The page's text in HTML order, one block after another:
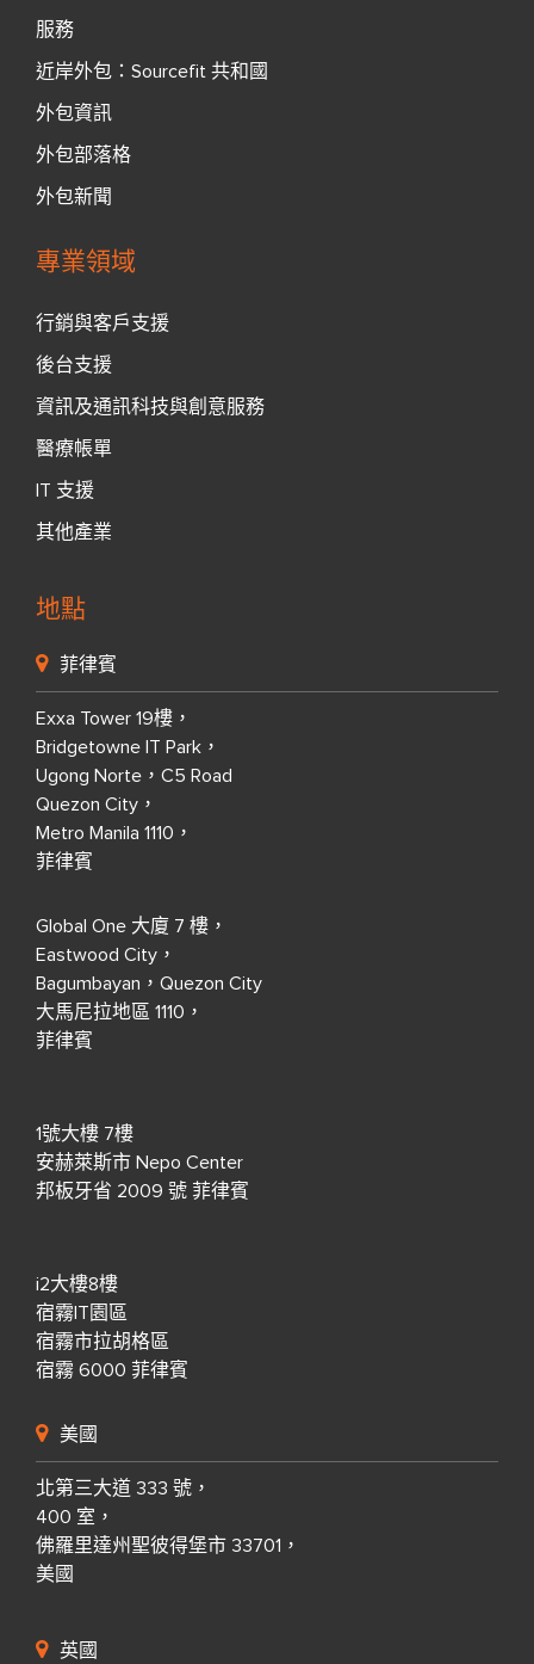
服務
近岸外包：Sourcefit 共和國
外包資訊
外包部落格
外包新聞
專業領域
行銷與客戶支援
後台支援
資訊及通訊科技與創意服務
醫療帳單
IT 支援
其他產業
地點
菲律賓
Exxa Tower 19樓，
Bridgetowne IT Park，
Ugong Norte，C5 Road
Quezon City，
Metro Manila 1110，
菲律賓
Global One 大廈 7 樓，
Eastwood City，
Bagumbayan，Quezon City
大馬尼拉地區 1110，
菲律賓
1號大樓 7樓
安赫萊斯市 Nepo Center
邦板牙省 2009 號 菲律賓
i2大樓8樓
宿霧IT園區
宿霧市拉胡格區
宿霧 6000 菲律賓
美國
北第三大道 333 號，
400 室，
佛羅里達州聖彼得堡市 33701，
美國
英國